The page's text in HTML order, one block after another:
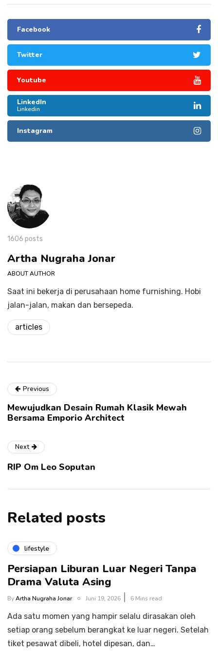
Facebook
Twitter
Youtube
LinkedIn
Linkedin
Instagram
1606 posts
Artha Nugraha Jonar
ABOUT AUTHOR
Saat ini bekerja di perusahaan home furnishing. Hobi
jalan-jalan, makan dan bersepeda.
articles
Previous
Mewujudkan Desain Rumah Klasik Mewah
Bersama Emporio Architect
Next
RIP Om Leo Soputan
Related posts
lifestyle
Persiapan Liburan Luar Negeri Tanpa
Drama Valuta Asing
ByArtha Nugraha Jonar Juni 19, 2026 6 Mins read
Ada satu momen yang hampir selalu dirasakan oleh
setiap orang sebelum berangkat ke luar negeri. Setelah
tiket pesawat dibeli, hotel dipesan, dan…